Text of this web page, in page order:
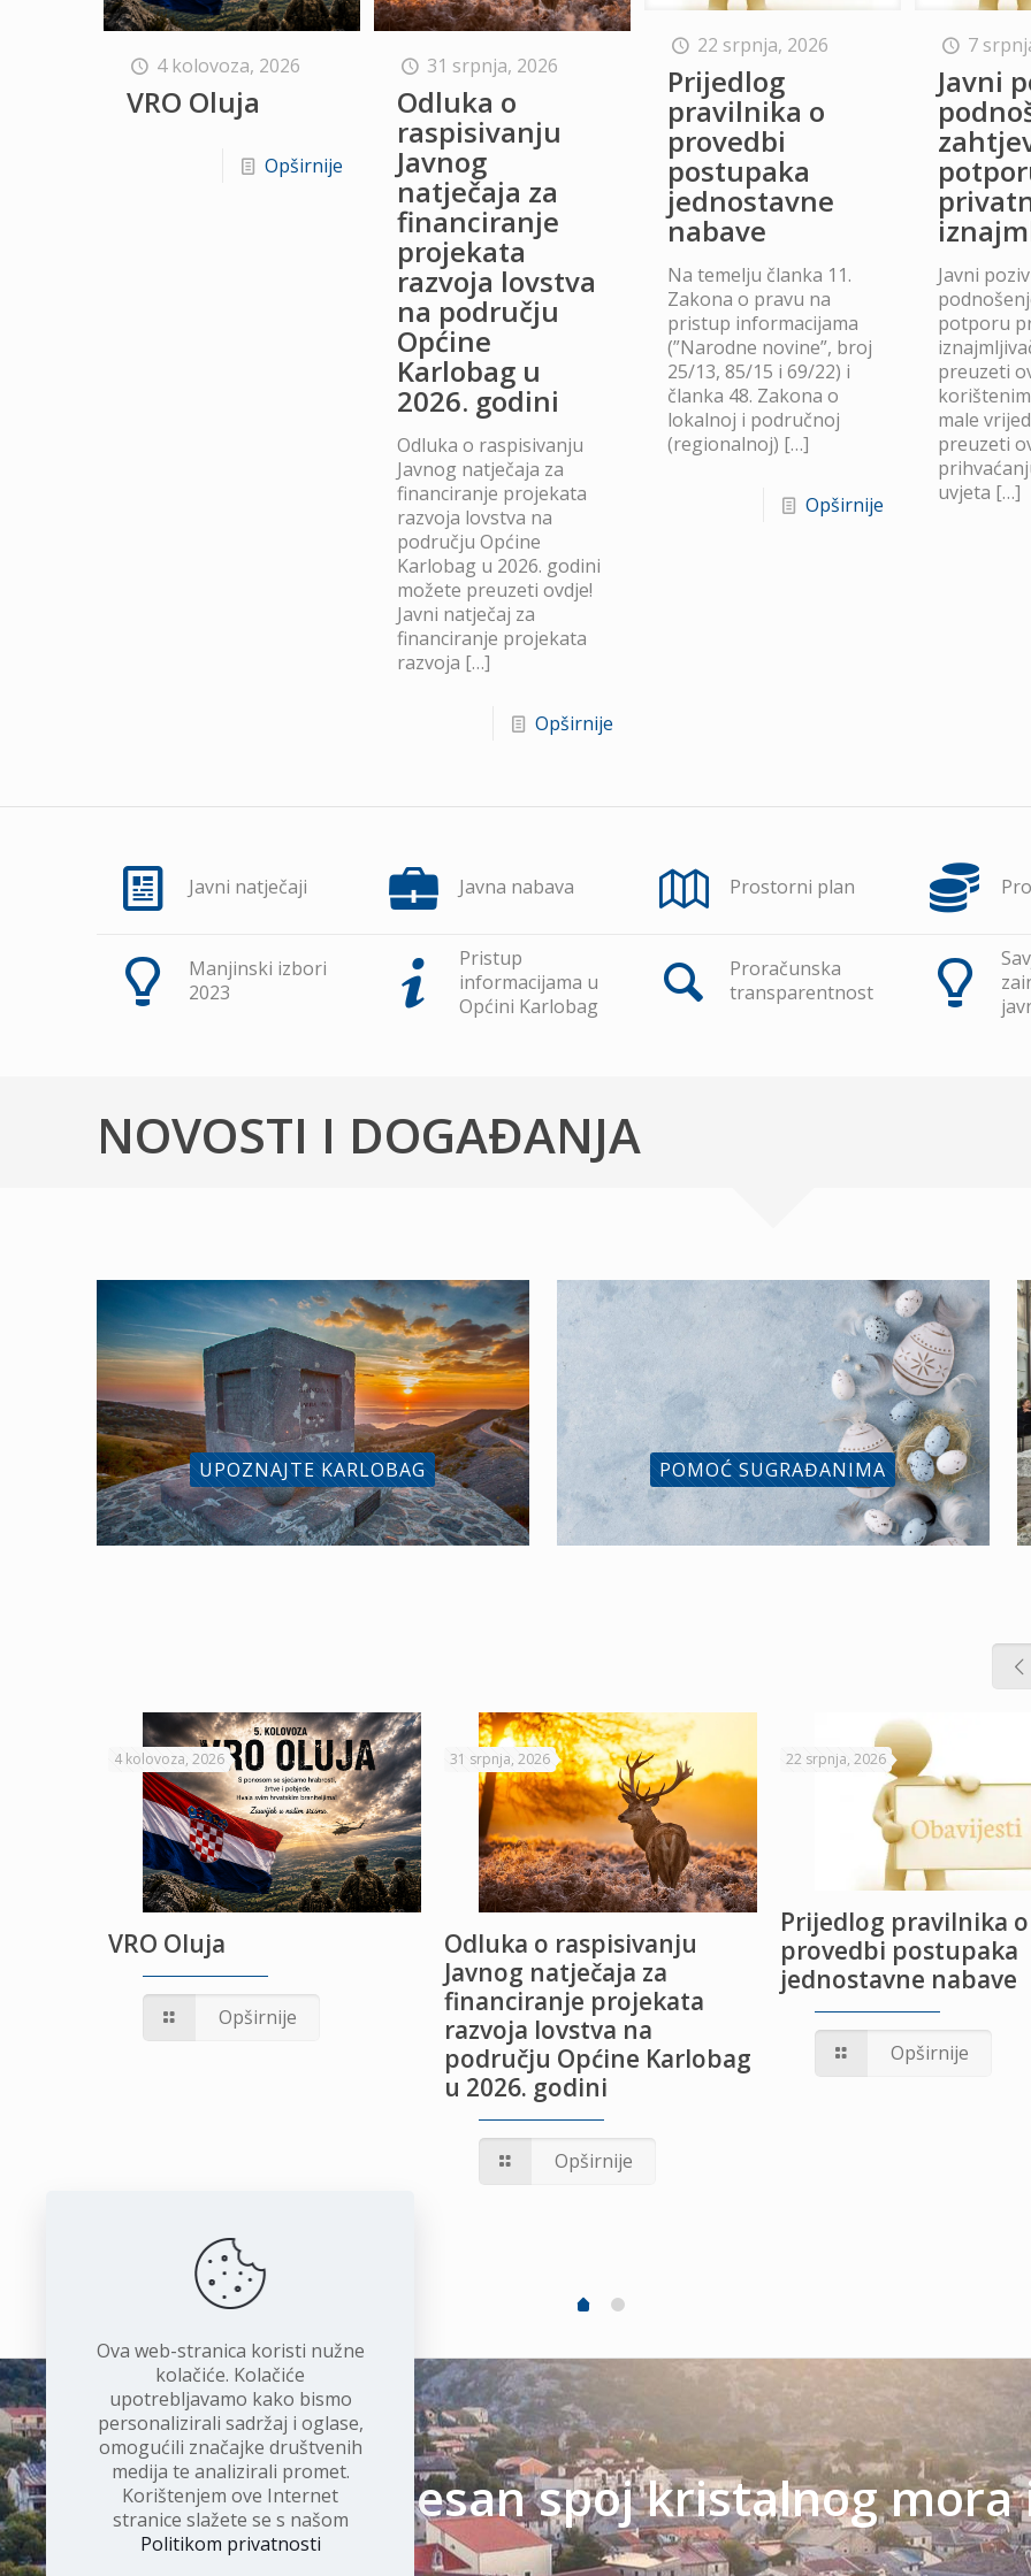
4 kolovoza, 2026
VRO Oluja
Opširnije
31 srpnja, 2026
Odluka o
raspisivanju
Javnog
natječaja za
financiranje
projekata
razvoja lovstva
na području
Općine
Karlobag u
2026. godini
Odluka o raspisivanju
Javnog natječaja za
financiranje projekata
razvoja lovstva na
području Općine
Karlobag u 2026. godini
možete preuzeti ovdje!
Javni natječaj za
financiranje projekata
razvoja […]
Opširnije
22 srpnja, 2026
Prijedlog
pravilnika o
provedbi
postupaka
jednostavne
nabave
Na temelju članka 11.
Zakona o pravu na
pristup informacijama
(”Narodne novine”, broj
25/13, 85/15 i 69/22) i
članka 48. Zakona o
lokalnoj i područnoj
(regionalnoj) […]
Opširnije
7
Javni
Javni
potporu
preuzeti
male
preuzeti
uvjeta […]
Javni natječaji Javna nabava Prostorni plan
Manjinski izbori
2023
Pristup
informacijama u
Općini Karlobag
Proračunska
transparentnost
NOVOSTI I DOGAĐANJA
UPOZNAJTE KARLOBAG POMOĆ SUGRAĐANIMA
4 kolovoza, 2026
VRO Oluja
Opširnije
31 srpnja, 2026
Odluka o raspisivanju
Javnog natječaja za
financiranje projekata
razvoja lovstva na
području Općine Karlobag
u 2026. godini
Opširnije
22 srpnja, 2026
Prijedlog pravilnika o
provedbi postupaka
jednostavne nabave
Opširnije
Čudesan spoj kristalnog
Ova web-stranica koristi nužne
kolačiće. Kolačiće
upotrebljavamo kako bismo
personalizirali sadržaj i oglase,
omogućili značajke društvenih
medija te analizirali promet.
Korištenjem ove Internet
stranice slažete se s našom
Politikom privatnosti